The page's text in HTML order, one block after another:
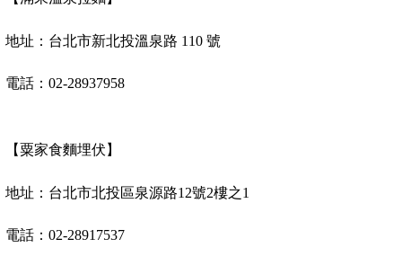
地址：台北市新北投溫泉路 110 號
電話： 02-28937958
【粟家食麵埋伏】
地址：台北市北投區泉源路12號2樓之1
電話： 02-28917537